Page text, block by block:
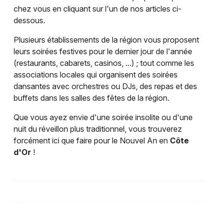
chez vous en cliquant sur l'un de nos articles ci-
dessous.
Plusieurs établissements de la région vous proposent
leurs soirées festives pour le dernier jour de l'année
(restaurants, cabarets, casinos, ...) ; tout comme les
associations locales qui organisent des soirées
dansantes avec orchestres ou DJs, des repas et des
buffets dans les salles des fêtes de la région.
Que vous ayez envie d'une soirée insolite ou d'une
nuit du réveillon plus traditionnel, vous trouverez
forcément ici que faire pour le Nouvel An en Côte
d'Or !